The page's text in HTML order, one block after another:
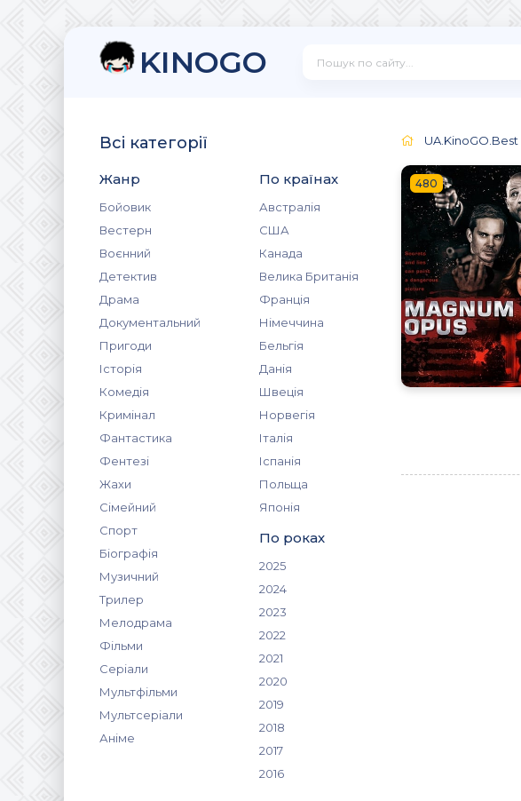
KINOGO
Всі категорії
Жанр
Бойовик
Вестерн
Воєнний
Детектив
Драма
Документальний
Пригоди
Історія
Комедія
Кримінал
Фантастика
Фентезі
Жахи
Сімейний
Спорт
Біографія
Музичний
Трилер
Мелодрама
Фільми
Серіали
Мультфільми
Мультсеріали
Аніме
По країнах
Австралія
США
Канада
Велика Британія
Франція
Німеччина
Бельгія
Данія
Швеція
Норвегія
Італія
Іспанія
Польща
Японія
По роках
2025
2024
2023
2022
2021
2020
2019
2018
2017
2016
UA.KinoGO.Best
480